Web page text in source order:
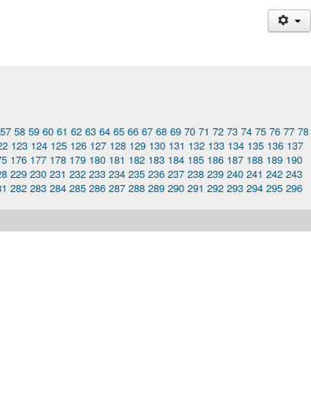
57 58 59 60 61 62 63 64 65 66 67 68 69 70 71 72 73 74 75 76 77 78
123 124 125 126 127 128 129 130 131 132 133 134 135 136 137
176 177 178 179 180 181 182 183 184 185 186 187 188 189 190
229 230 231 232 233 234 235 236 237 238 239 240 241 242 243
282 283 284 285 286 287 288 289 290 291 292 293 294 295 296